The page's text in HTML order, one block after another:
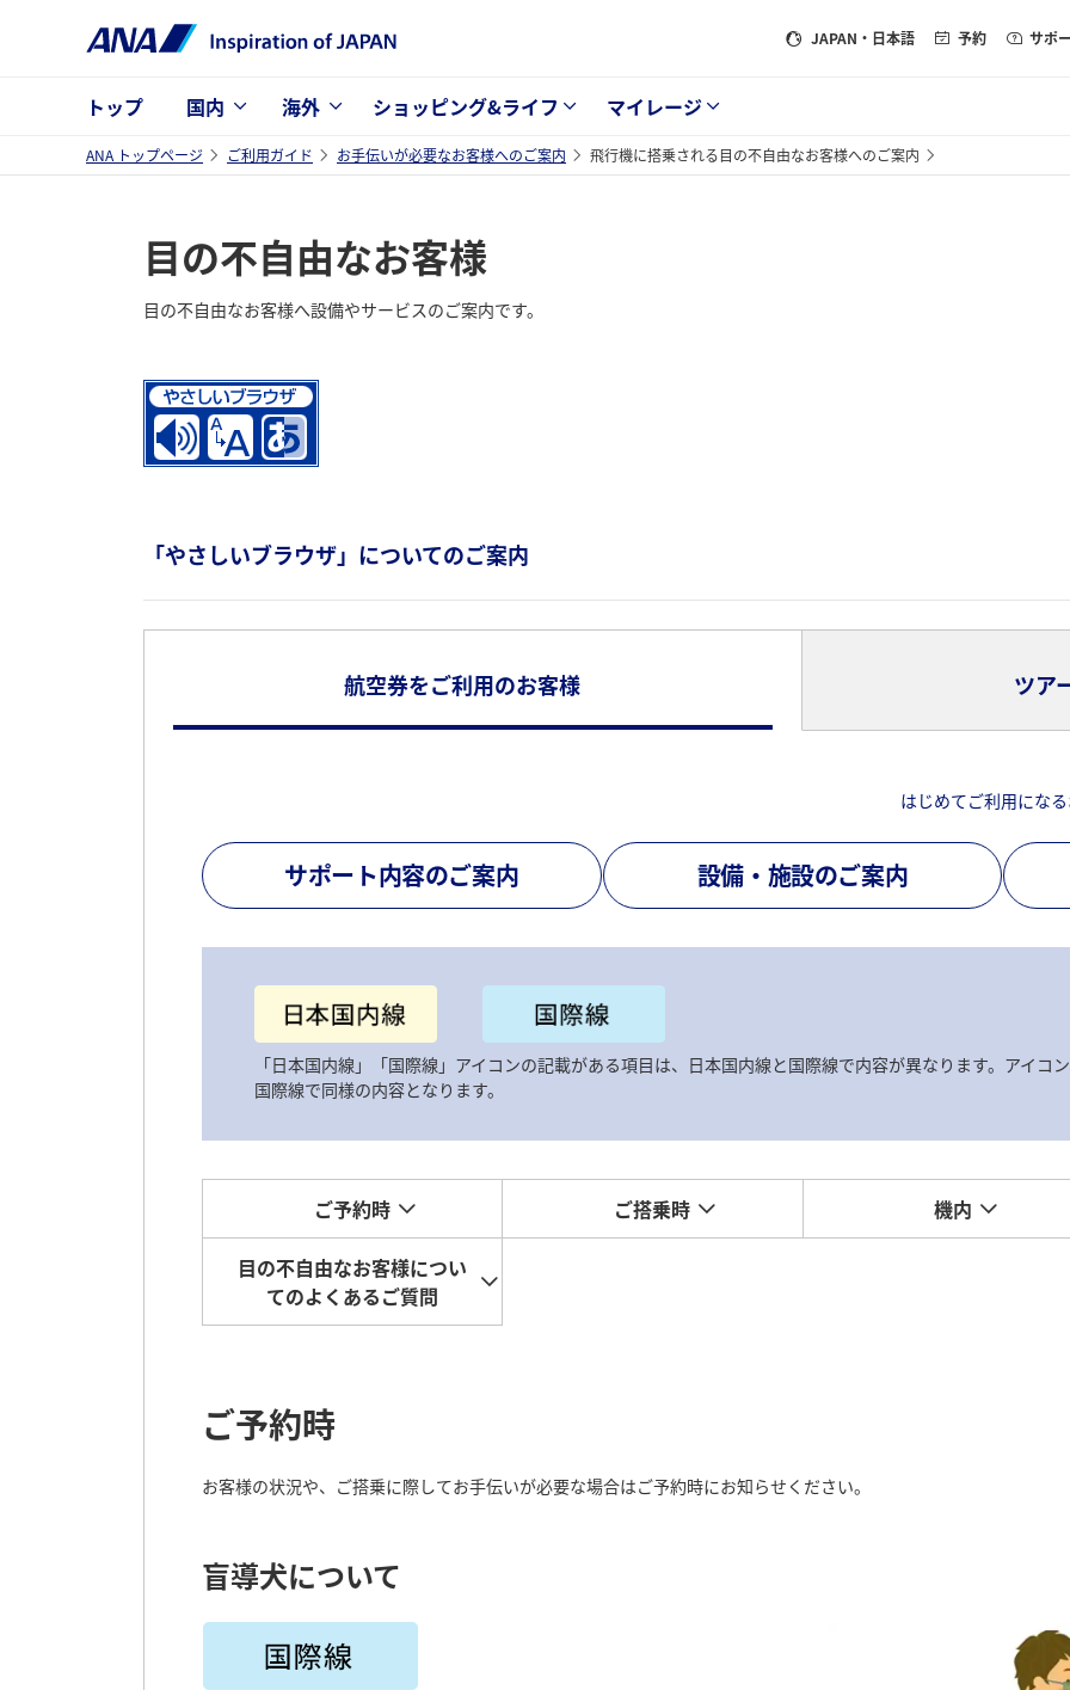
JAPAN ・日本語 予約 サポ
トップ 国内 海外 ショッピング&ライフ マイレージ
ANA トップページ ご利用ガイド お手伝いが必要なお客様へのご案内 飛行機に搭乗される目の不自由なお客様へのご案内
目の不自由なお客様
目の不自由なお客様へ設備やサービスのご案内です。
「やさしいブラウザ」についてのご案内
航空券をご利用のお客様 ツア
はじめてご利用にな
サポート内容のご案内 設備・施設のご案内
「日本国内線」「国際線」アイコンの記載がある項目は、日本国内線と国際線で内容が異なります。アイコ
国際線で同様の内容となります。
ご予約時 ご搭乗時 機内
目の不自由なお客様につい
てのよくあるご質問
ご予約時
お客様の状況や、ご搭乗に際してお手伝いが必要な場合はご予約時にお知らせください。
盲導犬について